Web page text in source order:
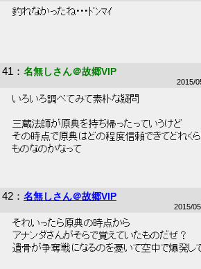
釣れなかったね･･･ﾄﾞﾝﾏｲ
41 ： 名無しさん＠故郷VIP
2015/
いろいろ調べてみて素朴な疑問
三蔵法師が原典を持ち帰ったっていうけど
その時点で原典はどの程度信頼できてどれく
ものなのかなって
42 ： 名無しさん＠故郷VIP
2015/
それいったら原典の時点から
アナンダさんがそらで覚えていたものだぜ？
遺骨が争奪戦になるのを憂いて空中で爆発し